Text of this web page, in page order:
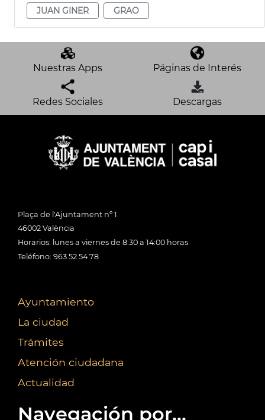
JUAN GINER
GRAO
Nuestras Apps Páginas de Interés
Redes Sociales Descargas
Plaça de l'Ajuntament nº 1
46002 València
Horarios: lunes a viernes de 8:30 a 14:00 horas
Teléfono: 963 52 54 78
Ayuntamiento
La ciudad
Trámites
Atención ciudadana
Actualidad
Navegación por...